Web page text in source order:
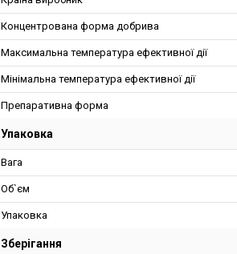
Концентрована форма добрива
Максимальна температура ефективної дії
Мінімальна температура ефективної дії
Препаративна форма
Упаковка
Вага
Об`єм
Упаковка
Зберігання